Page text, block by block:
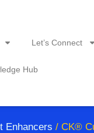
Let’s Connect
Hub
Enhancers / CK®